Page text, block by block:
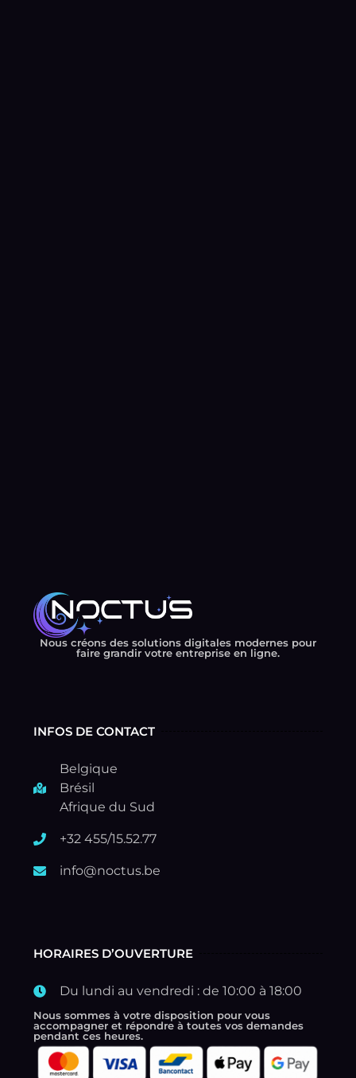
Nous créons des solutions digitales modernes pour
faire grandir votre entreprise en ligne.
INFOS DE CONTACT
Belgique
Brésil
Afrique du Sud
+32 455/15.52.77
info@noctus.be
HORAIRES D’OUVERTURE
Du lundi au vendredi : de 10:00 à 18:00
Nous sommes à votre disposition pour vous
accompagner et répondre à toutes vos demandes
pendant ces heures.